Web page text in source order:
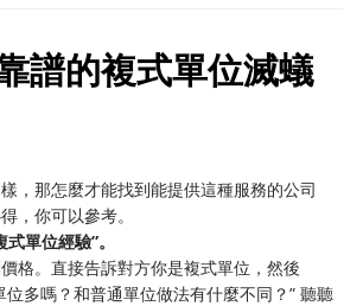
譜的複式單位滅蟻
，那怎麼才能找到能提供這種服務的公司
，你可以參考。
單位經驗”。
格。直接告訴對方你是複式單位，然後
位多嗎？和普通單位做法有什麼不同？” 聽聽